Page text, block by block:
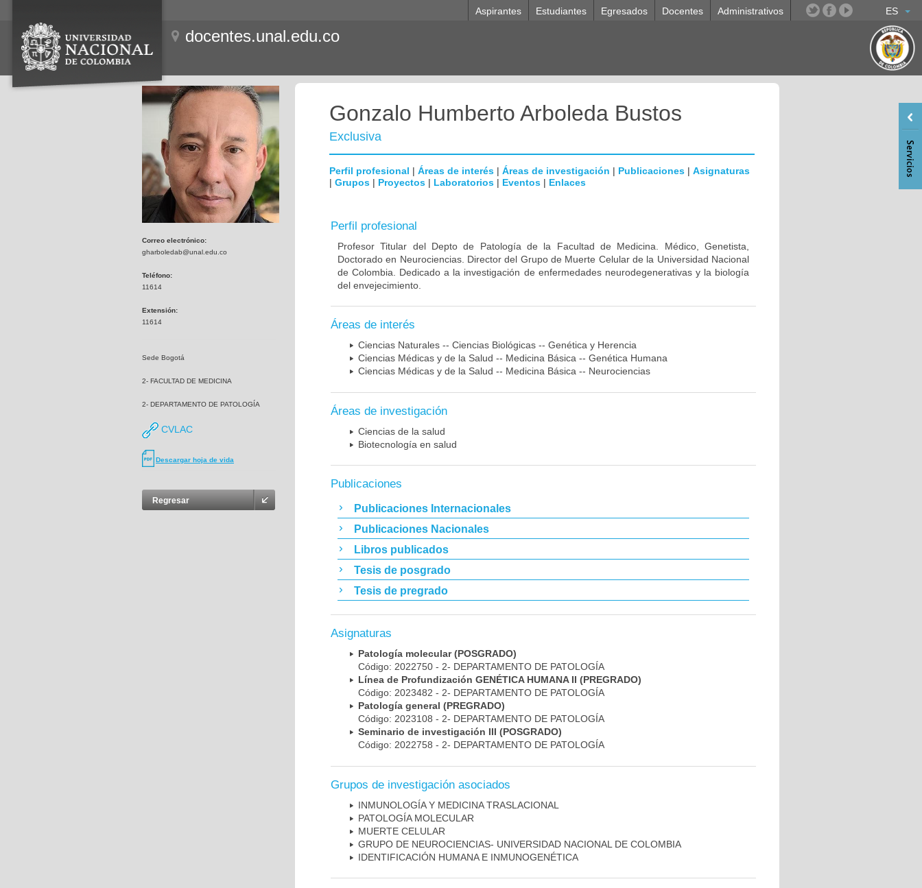
ES
Aspirantes Estudiantes Egresados Docentes Administrativos
docentes.unal.edu.co
Correo electrónico:
gharboledab@unal.edu.co
Teléfono:
11614
Extensión:
11614
Sede Bogotá
2- FACULTAD DE MEDICINA
2- DEPARTAMENTO DE PATOLOGÍA
CVLAC
Descargar hoja de vida
Regresar
Gonzalo Humberto Arboleda Bustos
Exclusiva
Perfil profesional | Áreas de interés | Áreas de investigación | Publicaciones | Asignaturas
| Grupos | Proyectos | Laboratorios | Eventos | Enlaces
Perfil profesional
Profesor Titular del Depto de Patología de la Facultad de Medicina. Médico, Genetista,
Doctorado en Neurociencias. Director del Grupo de Muerte Celular de la Universidad Nacional
de Colombia. Dedicado a la investigación de enfermedades neurodegenerativas y la biología
del envejecimiento.
Áreas de interés
Ciencias Naturales -- Ciencias Biológicas -- Genética y Herencia
Ciencias Médicas y de la Salud -- Medicina Básica -- Genética Humana
Ciencias Médicas y de la Salud -- Medicina Básica -- Neurociencias
Áreas de investigación
Ciencias de la salud
Biotecnología en salud
Publicaciones
Publicaciones Internacionales
Publicaciones Nacionales
Libros publicados
Tesis de posgrado
Tesis de pregrado
Asignaturas
Patología molecular (POSGRADO)
Código: 2022750 - 2- DEPARTAMENTO DE PATOLOGÍA
Línea de Profundización GENÉTICA HUMANA II (PREGRADO)
Código: 2023482 - 2- DEPARTAMENTO DE PATOLOGÍA
Patología general (PREGRADO)
Código: 2023108 - 2- DEPARTAMENTO DE PATOLOGÍA
Seminario de investigación III (POSGRADO)
Código: 2022758 - 2- DEPARTAMENTO DE PATOLOGÍA
Grupos de investigación asociados
INMUNOLOGÍA Y MEDICINA TRASLACIONAL
PATOLOGÍA MOLECULAR
MUERTE CELULAR
GRUPO DE NEUROCIENCIAS- UNIVERSIDAD NACIONAL DE COLOMBIA
IDENTIFICACIÓN HUMANA E INMUNOGENÉTICA